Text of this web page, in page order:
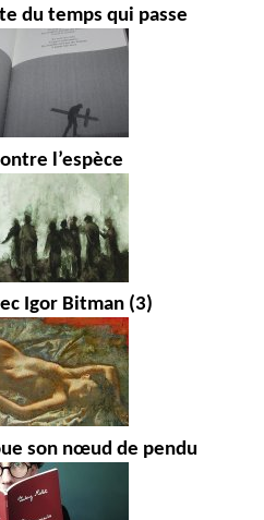
du temps qui passe
l’espèce
Igor Bitman (3)
son nœud de pendu